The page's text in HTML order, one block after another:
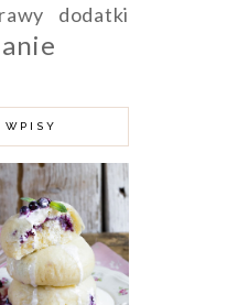
dodatki
WPISY
PAMPUCHY Z
JAGODAMI